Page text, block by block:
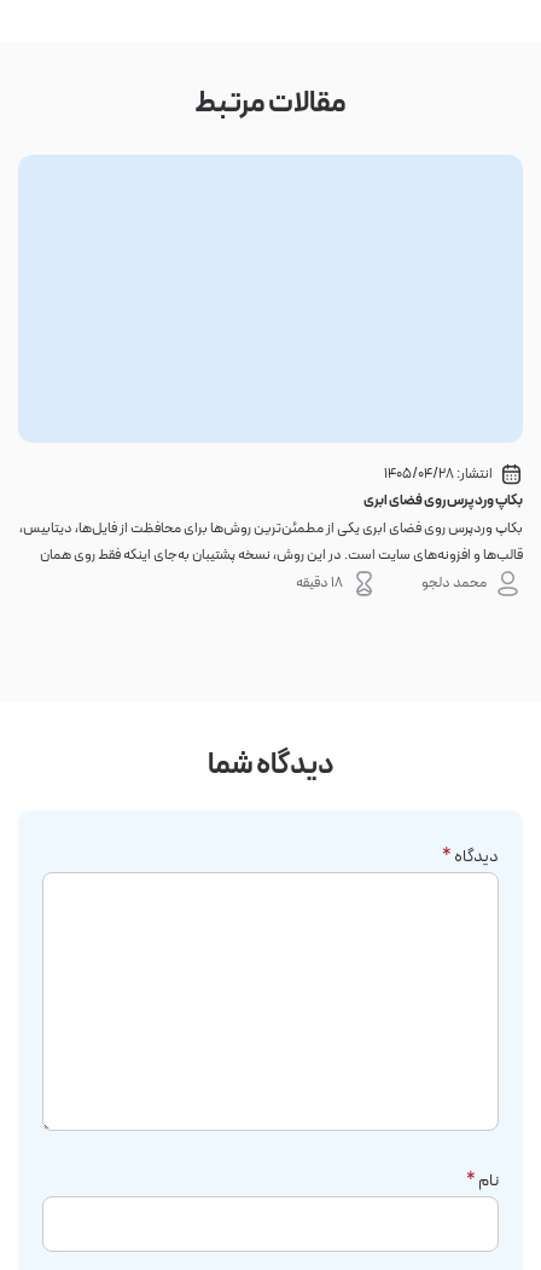
مقالات مرتبط
انتشار:1405/04/28
بکاپ وردپرس روی فضای ابری
بکاپ وردپرس روی فضای ابری یکی از مطمئن‌ترین روش‌ها برای محافظت از فایل‌ها، دیتابیس،
قالب‌ها و افزونه‌های سایت است. در این روش، نسخه پشتیبان به‌جای اینکه فقط روی همان
هاست اصلی باقی بماند، به یک فضای جداگانه منتقل می‌شود؛ بنابراین خرابی سرور، هک
محمد دلجو 18 دقیقه
دیدگاه شما
دیدگاه*
نام*